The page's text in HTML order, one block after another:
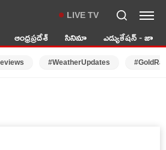
LIVE TV
ఆంధ్రప్రదేశ్ సినిమా ఎడ్యుకేషన్ - జాబ్స్
#WeatherUpdates